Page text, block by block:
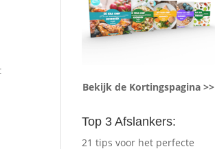
Bekijk de Kortingspagina >>
Top 3 Afslankers:
21 tips voor het perfecte